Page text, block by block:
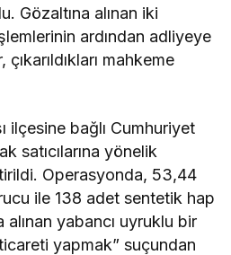
Gözaltına alınan iki
ardından adliyeye
mahkeme
ilçesine bağlı Cumhuriyet
satıcılarına yönelik
Operasyonda, 53,44
ile 138 adet sentetik hap
alınan yabancı uyruklu bir
yapmak” suçundan